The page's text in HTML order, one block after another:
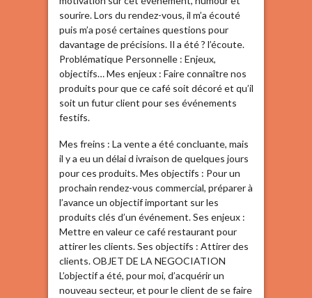
sourire. Lors du rendez-vous, il m’a écouté
puis m’a posé certaines questions pour
davantage de précisions. Il a été ? l’écoute.
Problématique Personnelle : Enjeux,
objectifs… Mes enjeux : Faire connaître nos
produits pour que ce café soit décoré et qu’il
soit un futur client pour ses événements
festifs.
Mes freins : La vente a été concluante, mais
il y a eu un délai d ivraison de quelques jours
pour ces produits. Mes objectifs : Pour un
prochain rendez-vous commercial, préparer à
l’avance un objectif important sur les
produits clés d’un événement. Ses enjeux :
Mettre en valeur ce café restaurant pour
attirer les clients. Ses objectifs : Attirer des
clients. OBJET DE LA NEGOCIATION
L’objectif a été, pour moi, d’acquérir un
nouveau secteur, et pour le client de se faire